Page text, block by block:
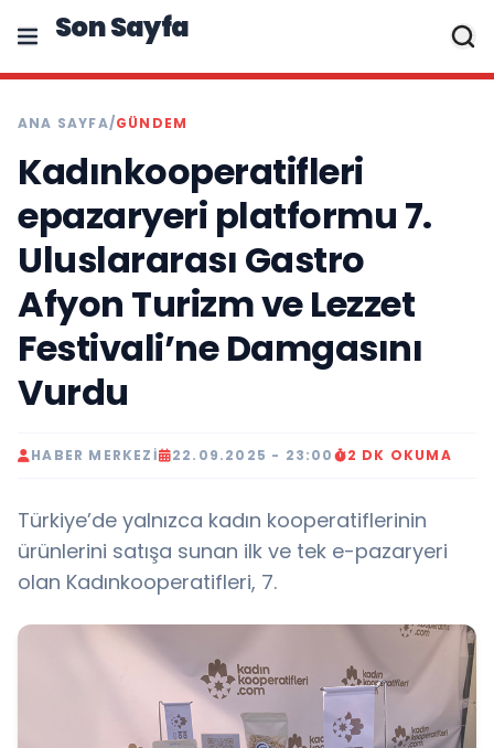
Son Sayfa
ANA SAYFA/GÜNDEM
Kadınkooperatifleri
epazaryeri platformu 7.
Uluslararası Gastro
Afyon Turizm ve Lezzet
Festivali’ne Damgasını
Vurdu
HABER MERKEZI 22.09.2025 - 23:00 2 DK OKUMA
Türkiye’de yalnızca kadın kooperatiflerinin
ürünlerini satışa sunan ilk ve tek e-pazaryeri
olan Kadınkooperatifleri, 7.